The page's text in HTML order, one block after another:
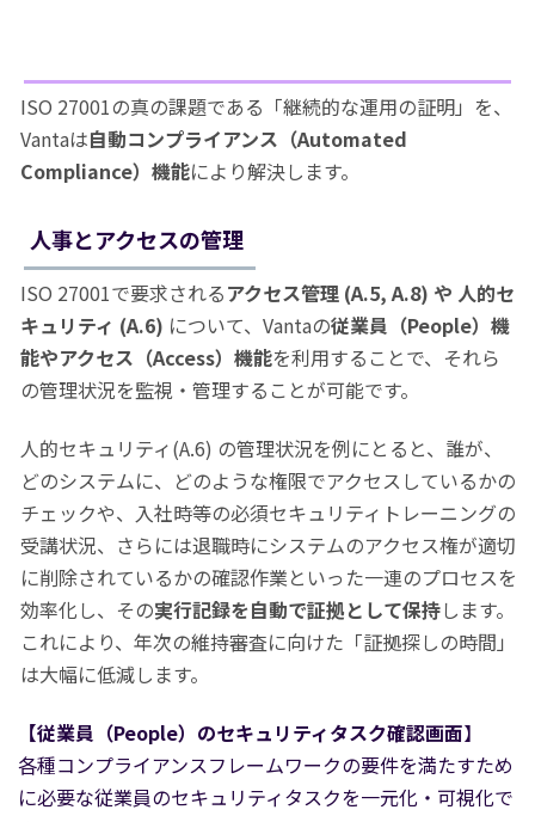
ISO 27001の真の課題である「継続的な運用の証明」を、
Vantaは自動コンプライアンス（Automated
Compliance）機能により解決します。
人事とアクセスの管理
ISO 27001で要求されるアクセス管理 (A.5, A.8) や 人的セ
キュリティ (A.6) について、Vantaの従業員（People）機
能やアクセス（Access）機能を利用することで、それら
の管理状況を監視・管理することが可能です。
人的セキュリティ(A.6) の管理状況を例にとると、誰が、
どのシステムに、どのような権限でアクセスしているかの
チェックや、入社時等の必須セキュリティトレーニングの
受講状況、さらには退職時にシステムのアクセス権が適切
に削除されているかの確認作業といった一連のプロセスを
効率化し、その実行記録を自動で証拠として保持します。
これにより、年次の維持審査に向けた「証拠探しの時間」
は大幅に低減します。
【従業員（People）のセキュリティタスク確認画面】
各種コンプライアンスフレームワークの要件を満たすため
に必要な従業員のセキュリティタスクを一元化・可視化で